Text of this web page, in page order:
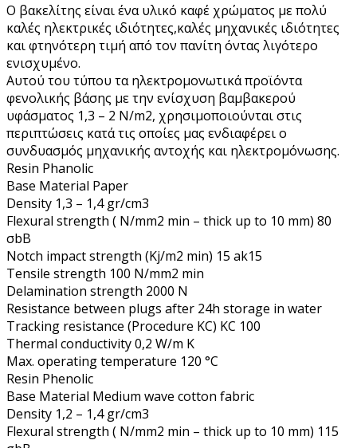
Ο βακελίτης είναι ένα υλικό καφέ χρώματος με πολύ
καλές ηλεκτρικές ιδιότητες,καλές μηχανικές ιδιότητες
και φτηνότερη τιμή από τον πανίτη όντας λιγότερο
ενισχυμένο.
Αυτού του τύπου τα ηλεκτρομονωτικά προϊόντα
φενολικής βάσης με την ενίσχυση βαμβακερού
υφάσματος 1,3 – 2 N/m2, χρησιμοποιούνται στις
περιπτώσεις κατά τις οποίες μας ενδιαφέρει ο
συνδυασμός μηχανικής αντοχής και ηλεκτρομόνωσης.
Resin Phanolic
Base Material Paper
Density 1,3 – 1,4 gr/cm3
Flexural strength ( N/mm2 min – thick up to 10 mm) 80
σbB
Notch impact strength (Kj/m2 min) 15 ak15
Tensile strength 100 N/mm2 min
Delamination strength 2000 N
Resistance between plugs after 24h storage in water
Tracking resistance (Procedure KC) KC 100
Thermal conductivity 0,2 W/m K
Max. operating temperature 120 °C
Resin Phenolic
Base Material Medium wave cotton fabric
Density 1,2 – 1,4 gr/cm3
Flexural strength ( N/mm2 min – thick up to 10 mm) 115